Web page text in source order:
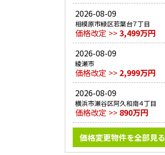
2026-08-09
相模原市緑区若葉台７丁目
価格改定 >>3,499万円
2026-08-09
綾瀬市
価格改定 >> 2,999万円
2026-08-09
横浜市瀬谷区阿久和南４丁目
価格改定 >> 890万円
価格変更物件を全部見る